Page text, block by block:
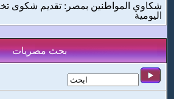
شكاوي المواطنين بمصر: تقديم شكوى
اليومية
بحث مصريات